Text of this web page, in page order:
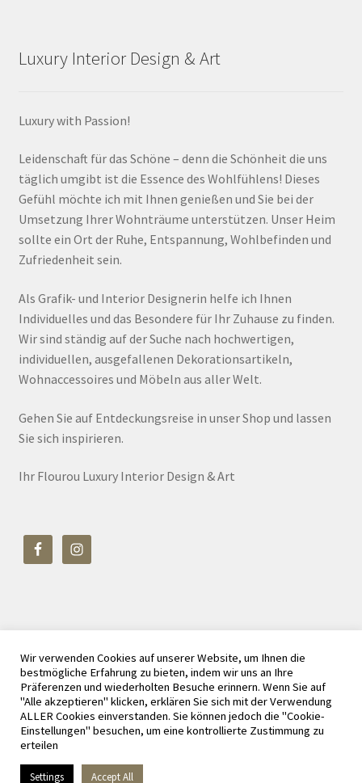
Luxury Interior Design & Art
Luxury with Passion!
Leidenschaft für das Schöne – denn die Schönheit die uns
täglich umgibt ist die Essence des Wohlfühlens! Dieses
Gefühl möchte ich mit Ihnen genießen und Sie bei der
Umsetzung Ihrer Wohnträume unterstützen. Unser Heim
sollte ein Ort der Ruhe, Entspannung, Wohlbefinden und
Zufriedenheit sein.
Als Grafik- und Interior Designerin helfe ich Ihnen
Individuelles und das Besondere für Ihr Zuhause zu finden.
Wir sind ständig auf der Suche nach hochwertigen,
individuellen, ausgefallenen Dekorationsartikeln,
Wohnaccessoires und Möbeln aus aller Welt.
Gehen Sie auf Entdeckungsreise in unser Shop und lassen
Sie sich inspirieren.
Ihr Flourou Luxury Interior Design & Art
© Flourou Luxury Interior Design & Art 2026
Datenschutz
Erstellt mit WooCommerce.
Wir verwenden Cookies auf unserer Website, um Ihnen die
bestmögliche Erfahrung zu bieten, indem wir uns an Ihre
Präferenzen und wiederholten Besuche erinnern. Wenn Sie auf
"Alle akzeptieren" klicken, erklären Sie sich mit der Verwendung
ALLER Cookies einverstanden. Sie können jedoch die "Cookie-
Einstellungen" besuchen, um eine kontrollierte Zustimmung zu
erteilen
Settings Accept All